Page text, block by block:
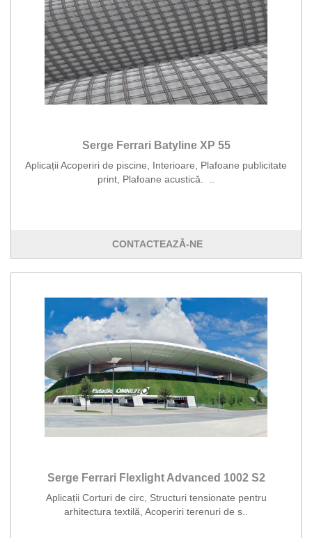
Serge Ferrari Batyline XP 55
Aplicații Acoperiri de piscine, Interioare, Plafoane publicitate
print, Plafoane acustică. ..
CONTACTEAZĂ-NE
Serge Ferrari Flexlight Advanced 1002 S2
Aplicații Corturi de circ, Structuri tensionate pentru
arhitectura textilă, Acoperiri terenuri de s..